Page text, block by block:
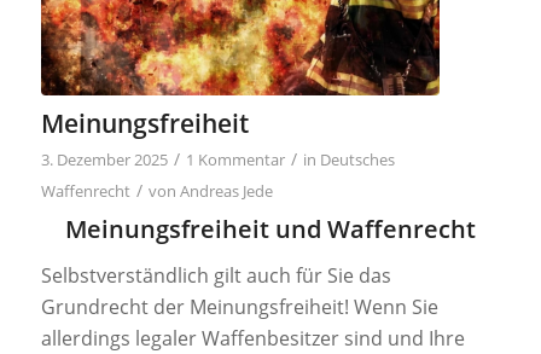
Meinungsfreiheit
3. Dezember 2025 / 1 Kommentar / in Deutsches
Waffenrecht / von Andreas Jede
Meinungsfreiheit und Waffenrecht
Selbstverständlich gilt auch für Sie das
Grundrecht der Meinungsfreiheit! Wenn Sie
allerdings legaler Waffenbesitzer sind und Ihre